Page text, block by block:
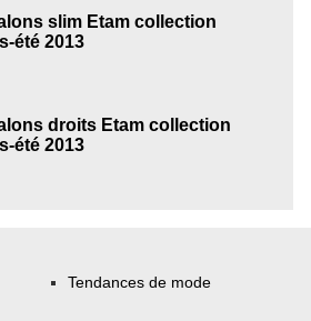
slim Etam collection
été 2013
droits Etam collection
été 2013
Tendances de mode